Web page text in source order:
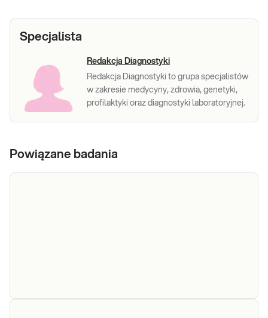
Specjalista
Redakcja Diagnostyki
Redakcja Diagnostyki to grupa specjalistów
w zakresie medycyny, zdrowia, genetyki,
profilaktyki oraz diagnostyki laboratoryjnej.
Powiązane badania